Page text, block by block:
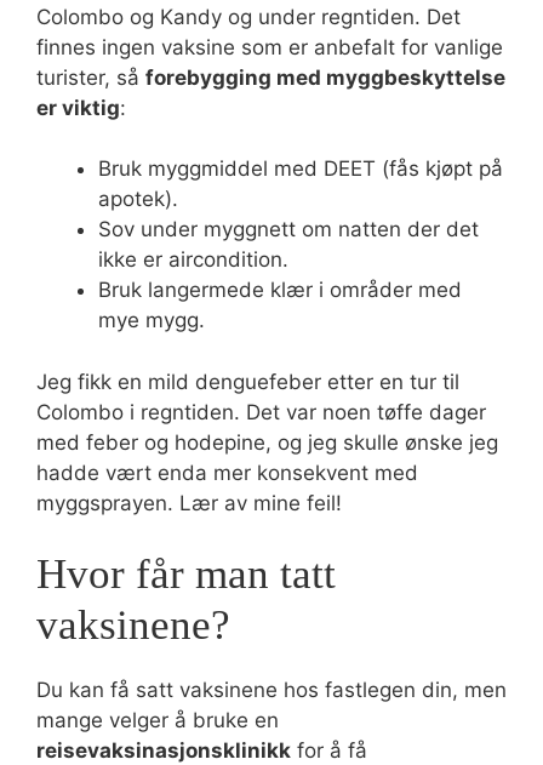
Colombo og Kandy og under regntiden. Det
finnes ingen vaksine som er anbefalt for vanlige
turister, så forebygging med myggbeskyttelse
er viktig:
Bruk myggmiddel med DEET (fås kjøpt på
apotek).
Sov under myggnett om natten der det
ikke er aircondition.
Bruk langermede klær i områder med
mye mygg.
Jeg fikk en mild denguefeber etter en tur til
Colombo i regntiden. Det var noen tøffe dager
med feber og hodepine, og jeg skulle ønske jeg
hadde vært enda mer konsekvent med
myggsprayen. Lær av mine feil!
Hvor får man tatt
vaksinene?
Du kan få satt vaksinene hos fastlegen din, men
mange velger å bruke en
reisevaksinasjonsklinikk for å få